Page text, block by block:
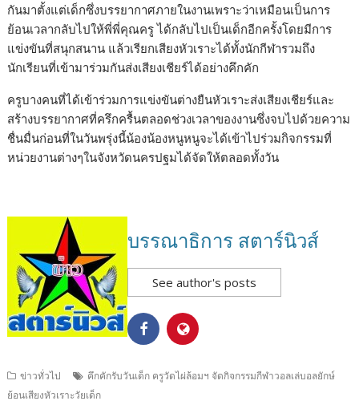
กันมาตั้งแต่เด็กซึ่งบรรยากาศภายในงานเพราะว่าเหมือนเป็นการ
ย้อนเวลากลับไปให้พี่พี่คุณครู ได้กลับไปเป็นเด็กอีกครั้งโดยมีการ
แข่งขันที่สนุกสนาน แล้วเรียกเสียงหัวเราะได้ทั้งนักกีฬารวมถึง
นักเรียนที่เข้ามาร่วมกันส่งเสียงเชียร์ได้อย่างคึกคัก
ครูบางคนที่ได้เข้าร่วมการแข่งขันต่างยืนหัวเราะส่งเสียงเชียร์และ
สร้างบรรยากาศที่ครึกครื้นตลอดช่วงเวลาของงานซึ่งจบไปด้วยความ
ชื่นมื่นก่อนที่ในวันพรุ่งนี้น้องน้องหนูหนูจะได้เข้าไปร่วมกิจกรรมที่
หน่วยงานต่างๆในจังหวัดนครปฐมได้จัดให้ตลอดทั้งวัน
บรรณาธิการ สตาร์นิวส์
See author's posts
ข่าวทั่วไป
คึกคักรับวันเด็ก ครูวัดไผ่ล้อมฯ จัดกิจกรรมกีฬาวอลเล่บอลยักษ์
ย้อนเสียงหัวเราะวัยเด็ก